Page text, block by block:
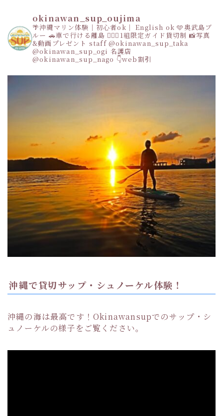
okinawan_sup_oujima
🌴沖縄マリン体験｜初心者ok｜ English ok 🩵奥武島ブ
ルー 🚗車で行ける離島 👩‍❤️‍👩1組限定ガイド貸切制 📸写真
&動画プレゼント staff@okinawan_sup_taka
@okinawan_sup_ogi 名護店
@okinawan_sup_nago 👇web割引
沖縄で貸切サップ・シュノーケル体験！
沖縄の海は最高です！Okinawansupでのサップ・シ
ュノーケルの様子をご覧ください。